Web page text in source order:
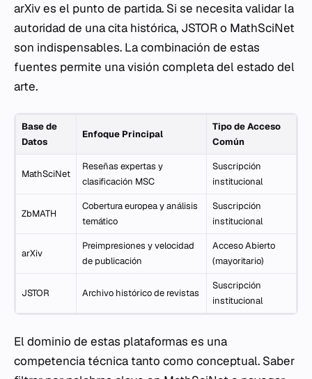
arXiv es el punto de partida. Si se necesita validar la
autoridad de una cita histórica, JSTOR o MathSciNet
son indispensables. La combinación de estas
fuentes permite una visión completa del estado del
arte.
Base de
Datos
Enfoque Principal
Tipo de Acceso
Común
MathSciNet
Reseñas expertas y
clasificación MSC
Suscripción
institucional
ZbMATH
Cobertura europea y análisis
temático
Suscripción
institucional
arXiv
Preimpresiones y velocidad
de publicación
Acceso Abierto
(mayoritario)
JSTOR Archivo histórico de revistas
Suscripción
institucional
El dominio de estas plataformas es una
competencia técnica tanto como conceptual. Saber